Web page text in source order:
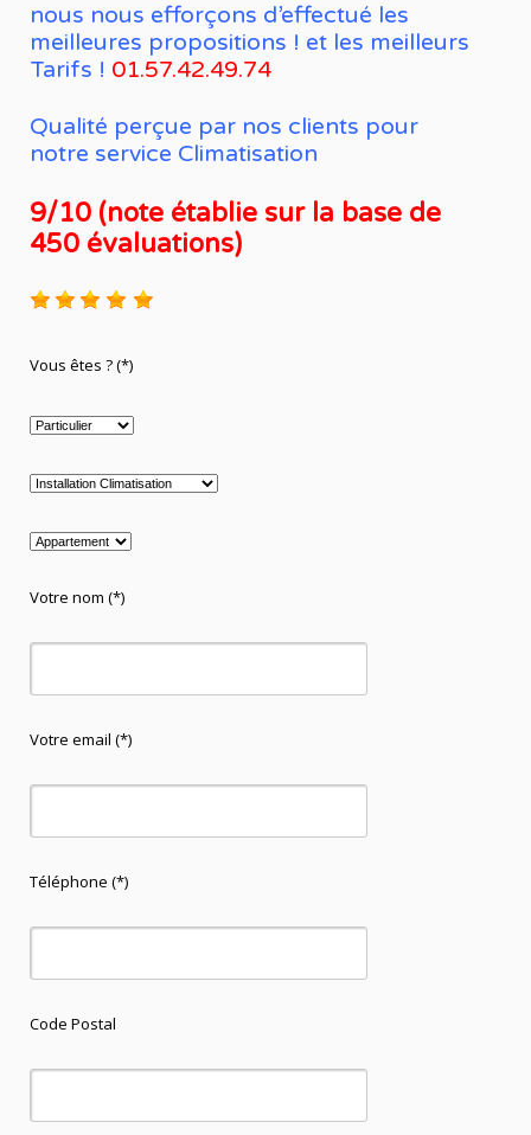
nous nous efforçons d’effectué les
meilleures propositions ! et les meilleurs
Tarifs ! 01.57.42.49.74
Qualité perçue par nos clients pour
notre service Climatisation
9/10 (note établie sur la base de
450 évaluations)
Vous êtes ? (*)
Votre nom (*)
Votre email (*)
Téléphone (*)
Code Postal